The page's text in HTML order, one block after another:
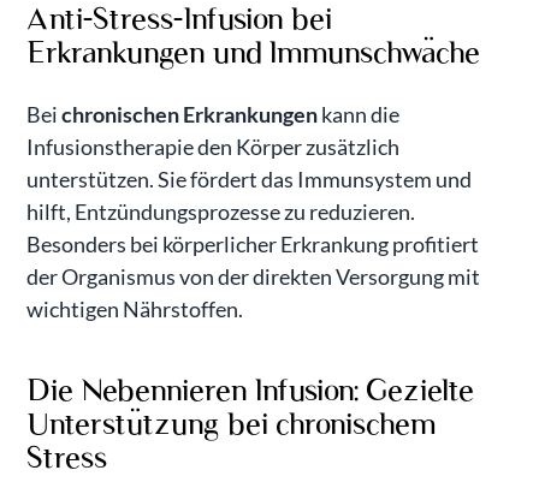
Anti-Stress-Infusion bei
Erkrankungen und Immunschwäche
Beichronischen Erkrankungenkann die
Infusionstherapie den Körper zusätzlich
unterstützen. Sie fördert das Immunsystem und
hilft, Entzündungsprozesse zu reduzieren.
Besonders bei körperlicher Erkrankung profitiert
der Organismus von der direkten Versorgung mit
wichtigen Nährstoffen.
Die Nebennieren Infusion: Gezielte
Unterstützung bei chronischem
Stress